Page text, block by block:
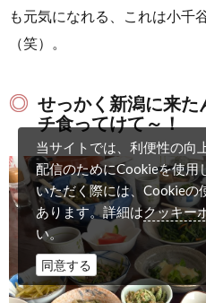
も元気になれる、これは小千
（笑）。
せっかく新潟に来
チ食ってけて～！
当サイトでは、利便性の向
配信のためにCookieを使用
いただく際には、Cookieの
あります。詳細はクッキー
い。
同意する